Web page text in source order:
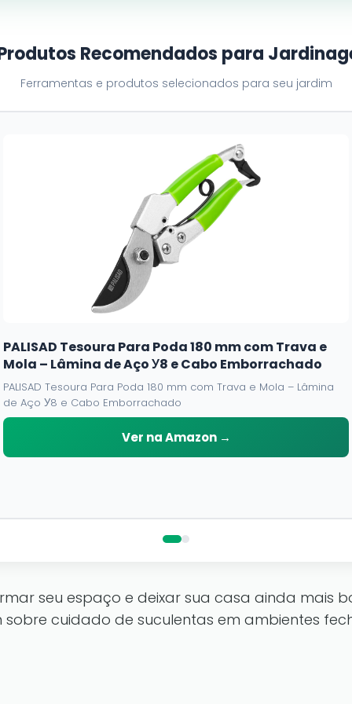
Recomendados para
Ferramentas e produtos selecionados para seu jardim
PALISAD Tesoura Para Poda 180 mm com Trava e
Mola – Lâmina de Aço У8 e Cabo Emborrachado
PALISAD Tesoura Para Poda 180 mm com Trava e Mola – Lâmina
de Aço У8 e Cabo Emborrachado
Ver na Amazon →
seu espaço e deixar sua casa ainda mais